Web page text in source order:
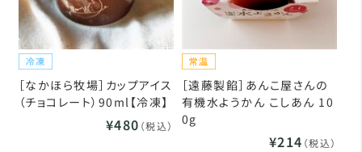
［なかほら牧場］カップアイス
（チョコレート）90ml【冷凍】
¥480 （税込）
［遠藤製餡］あんこ屋さんの
有機水ようかん こしあん 10
0g
¥214 （税込）